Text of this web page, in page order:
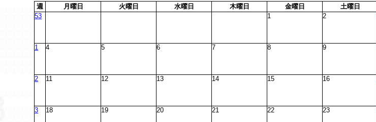
週 月 曜日 火 曜日 水曜日 木曜日 金曜日 土 曜日
53
1 2
1 4 5 6 7 8 9
2 11 12 13 14 15 16
3 18 19 20 21 22 23